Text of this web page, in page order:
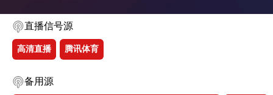
直播信号源
高清直播 腾讯体育
备用源